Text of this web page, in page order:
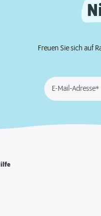
Freuen Sie sich auf
E-Mail-Adresse*